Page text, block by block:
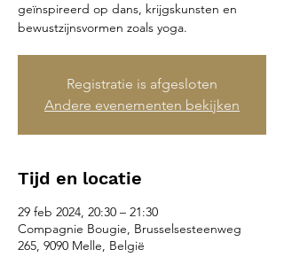
geïnspireerd op dans, krijgskunsten en
bewustzijnsvormen zoals yoga.
Registratie is afgesloten
Andere evenementen bekijken
Tijd en locatie
29 feb 2024, 20:30 – 21:30
Compagnie Bougie, Brusselsesteenweg
265, 9090 Melle, België